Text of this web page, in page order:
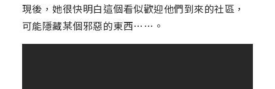
現後，她很快明白這個看似歡迎他們到來的社區，
可能隱藏某個邪惡的東西……。